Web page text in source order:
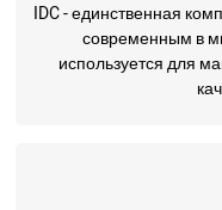
IDC - единственная
современным в
используется для